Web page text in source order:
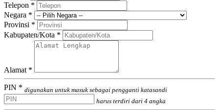
Telepon *
Negara *
Provinsi *
Kabupaten/Kota *
Alamat *
PIN * digunakan untuk masuk sebagai pengganti katasandi
harus terdiri dari 4 angka